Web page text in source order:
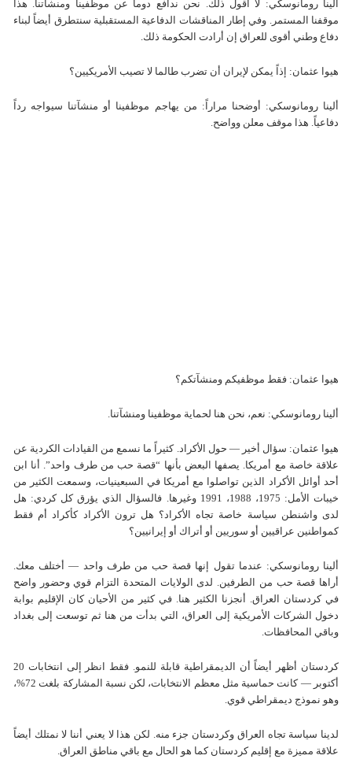
ألينا رومانوسكي: لا أقول ذلك. نحن ندافع دوماً عن موظفينا ومنشآتنا. هذا
موقفنا المستمر. وفي إطار المناقشات الدفاعية المستقبلية سنتطرق أيضاً لبناء
دفاع وطني أقوى للعراق إن أرادت الحكومة ذلك.
هيوا عثمان: إذاً يمكن لإيران أن تضرب طالما لا تصيب الأمريكيين؟
ألينا رومانوسكي: أوضحنا مراراً: من يهاجم موظفينا أو منشآتنا سيواجه رداً
دفاعياً. هذا موقف معلن وواضح.
هيوا عثمان: فقط موظفيكم ومنشآتكم؟
ألينا رومانوسكي: نعم، نحن هنا لحماية موظفينا ومنشآتنا.
هيوا عثمان: سؤال أخير — حول الأكراد. كثيراً ما نسمع من القيادات الكردية عن
علاقة خاصة مع أمريكا. يصفها البعض بأنها “قصة حب من طرف واحد”. أنا ابن
أحد أوائل الأكراد الذين تواصلوا مع أمريكا في السبعينيات، وسمعت الكثير من
خيبات الأمل: 1975، 1988، 1991 وغيرها. فالسؤال الذي يؤرق كل كردي: هل
لدى واشنطن سياسة خاصة تجاه الأكراد؟ هل ترون الأكراد كأكراد أم فقط
كمواطنين عراقيين أو سوريين أو أتراك أو إيرانيين؟
ألينا رومانوسكي: عندما تقول إنها قصة حب من طرف واحد — أختلف معك.
أراها قصة حب من الطرفين. لدى الولايات المتحدة التزام قوي وحضور واضح
في كردستان العراق. أنجزنا الكثير هنا. في كثير من الأحيان كان الإقليم بوابة
دخول الشركات الأمريكية إلى العراق، التي بدأت من هنا ثم توسعت إلى بغداد
وباقي المحافظات.
كردستان أظهر أيضاً أن الديمقراطية قابلة للنمو. فقط انظر إلى انتخابات 20
أكتوبر — كانت حماسية مثل معظم الانتخابات، لكن نسبة المشاركة بلغت 72%،
وهو نموذج ديمقراطي قوي.
لدينا سياسة تجاه العراق وكردستان جزء منه. لكن هذا لا يعني أننا لا نمتلك أيضاً
علاقة مميزة مع إقليم كردستان كما هو الحال مع باقي مناطق العراق.